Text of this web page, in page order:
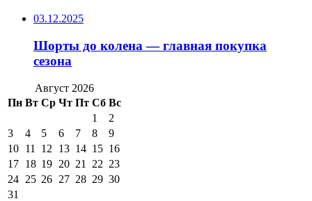
03.12.2025
Шорты до колена — главная покупка
сезона
Август 2026
Пн Вт Ср Чт Пт Сб Вс
1
2
3
4 5 6 7 8
9
10 11 12 13 14 15 16
17 18 19 20 21 22 23
24 25 26 27 28 29 30
31